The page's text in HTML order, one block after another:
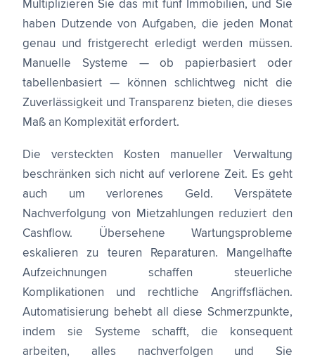
Multiplizieren Sie das mit fünf Immobilien, und Sie
haben Dutzende von Aufgaben, die jeden Monat
genau und fristgerecht erledigt werden müssen.
Manuelle Systeme — ob papierbasiert oder
tabellenbasiert — können schlichtweg nicht die
Zuverlässigkeit und Transparenz bieten, die dieses
Maß an Komplexität erfordert.
Die versteckten Kosten manueller Verwaltung
beschränken sich nicht auf verlorene Zeit. Es geht
auch um verlorenes Geld. Verspätete
Nachverfolgung von Mietzahlungen reduziert den
Cashflow. Übersehene Wartungsprobleme
eskalieren zu teuren Reparaturen. Mangelhafte
Aufzeichnungen schaffen steuerliche
Komplikationen und rechtliche Angriffsflächen.
Automatisierung behebt all diese Schmerzpunkte,
indem sie Systeme schafft, die konsequent
arbeiten, alles nachverfolgen und Sie